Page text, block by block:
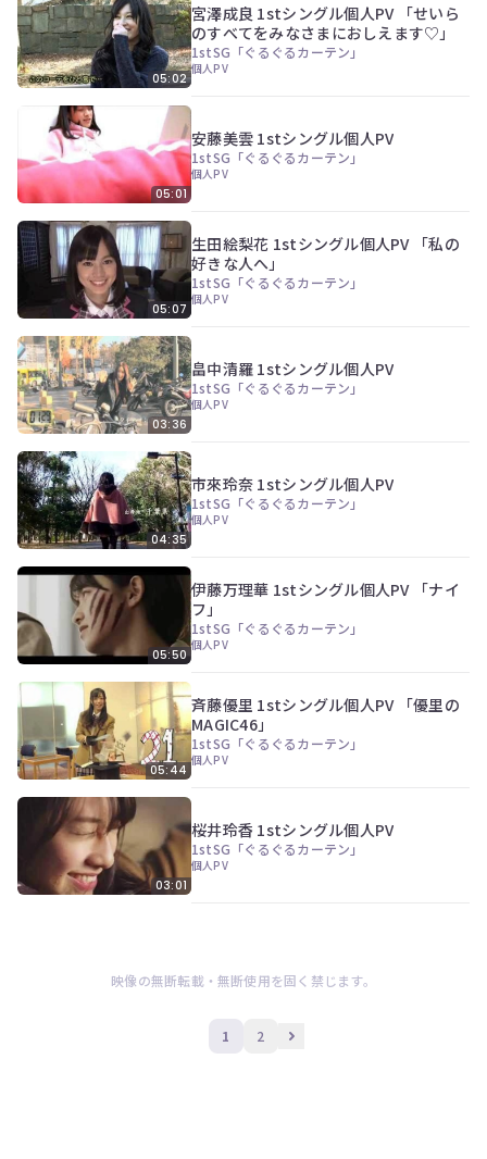
05:02
宮澤成良 1stシングル個人PV 「せいら
のすべてをみなさまにおしえます♡」
1stSG「ぐるぐるカーテン」
個人PV
05:01
安藤美雲 1stシングル個人PV
1stSG「ぐるぐるカーテン」
個人PV
05:07
生田絵梨花 1stシングル個人PV 「私の
好きな人へ」
1stSG「ぐるぐるカーテン」
個人PV
03:36
畠中清羅 1stシングル個人PV
1stSG「ぐるぐるカーテン」
個人PV
04:35
市來玲奈 1stシングル個人PV
1stSG「ぐるぐるカーテン」
個人PV
05:50
伊藤万理華 1stシングル個人PV 「ナイ
フ」
1stSG「ぐるぐるカーテン」
個人PV
05:44
斉藤優里 1stシングル個人PV 「優里の
MAGIC46」
1stSG「ぐるぐるカーテン」
個人PV
03:01
桜井玲香 1stシングル個人PV
1stSG「ぐるぐるカーテン」
個人PV
映像の無断転載・無断使用を固く禁じます。
1 2